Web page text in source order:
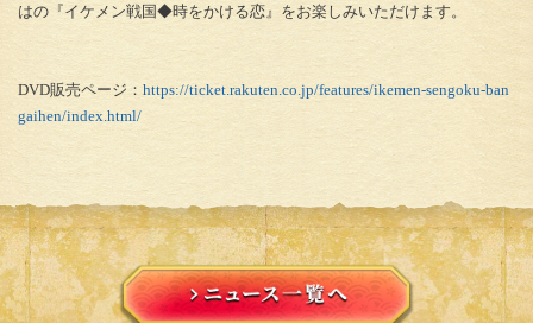
はの『イケメン戦国◆時をかける恋』をお楽しみいただけます。
DVD販売ページ： https://ticket.rakuten.co.jp/features/ikemen-sengoku-ban
gaihen/index.html/